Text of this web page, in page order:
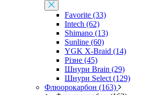
Favorite (33)
Intech (62)
Shimano (13)
Sunline (60)
YGK X-Braid (14)
Різне (45)
Шнури Brain (29)
Шнури Select (129)
Флюорокарбон (163)